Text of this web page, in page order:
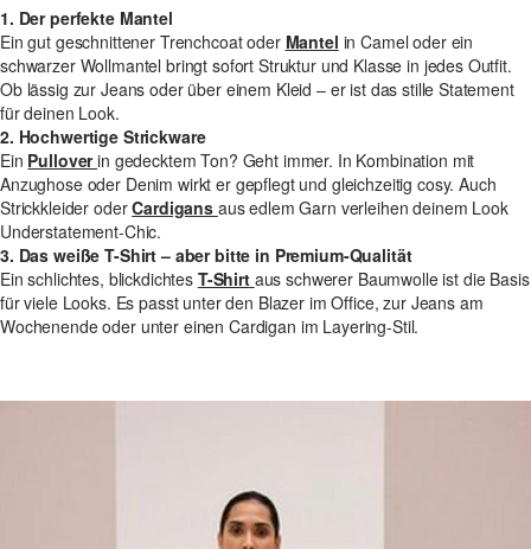
1. Der perfekte Mantel
Ein gut geschnittener Trenchcoat oder Mantel in Camel oder ein
schwarzer Wollmantel bringt sofort Struktur und Klasse in jedes Outfit.
Ob lässig zur Jeans oder über einem Kleid – er ist das stille Statement
für deinen Look.
2. Hochwertige Strickware
Ein Pulloverin gedecktem Ton? Geht immer. In Kombination mit
Anzughose oder Denim wirkt er gepflegt und gleichzeitig cosy. Auch
Strickkleider oderCardigans aus edlem Garn verleihen deinem Look
Understatement-Chic.
3. Das weiße T-Shirt – aber bitte in Premium-Qualität
Ein schlichtes, blickdichtes T-Shirt aus schwerer Baumwolle ist die Basis
für viele Looks. Es passt unter den Blazer im Office, zur Jeans am
Wochenende oder unter einen Cardigan im Layering-Stil.